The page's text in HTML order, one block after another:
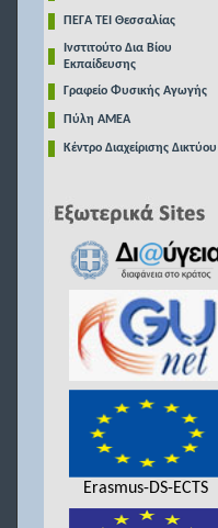
ΠΕΓΑ ΤΕΙ Θεσσαλίας
Ινστιτούτο Δια Βίου
Εκπαίδευσης
Γραφείο Φυσικής Αγωγής
Πύλη ΑΜΕΑ
Κέντρο Διαχείρισης Δικτύου
Erasmus-DS-ECTS